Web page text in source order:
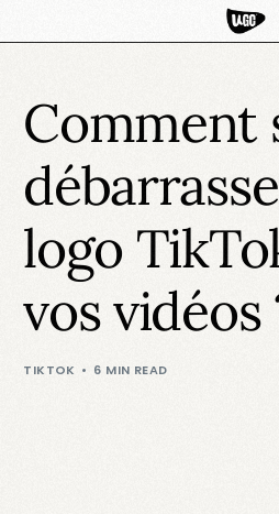
Comment
logo
vos vidéos
TIKTOK 6 MIN READ
HOT